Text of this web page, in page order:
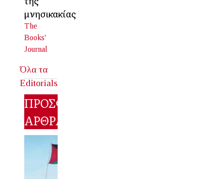
μνησικακίας
The
Books'
Journal
Όλα τα
Editorials
ΠΡΟΣΦΑΤΑ
ΑΡΘΡΑ